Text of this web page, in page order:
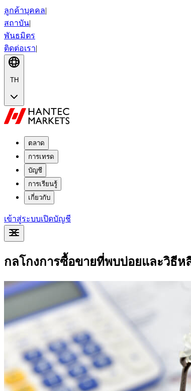
ลูกค้าบุคคล|
สถาบัน|
พันธมิตร
ติดต่อเรา|
TH
ตลาด
การเทรด
บัญชี
การเรียนรู้
เกี่ยวกับ
เข้าสู่ระบบเปิดบัญชี
กลโกงการซื้อขายที่พบบ่อยและวิธีห